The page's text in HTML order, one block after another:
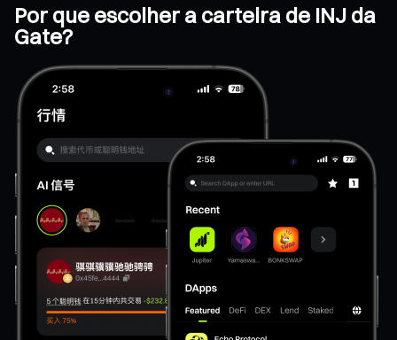
Por que escolher a carteira de INJ da
Gate?